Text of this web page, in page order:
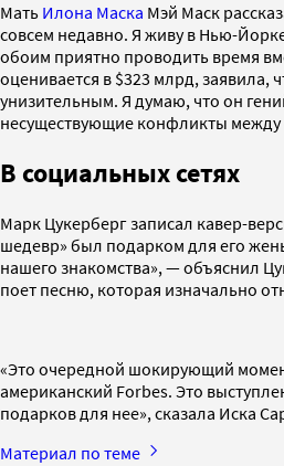
Мать Илона Маска Мэй Маск
совсем недавно. Я живу в Нью-
обоим приятно проводить время
оценивается в $323 млрд, заявила,
унизительным. Я думаю, что он
несуществующие конфликты
В социальных сетях
Марк Цукерберг записал кавер-
шедевр» был подарком для его
нашего знакомства», — объяснил
поет песню, которая изначально
«Это очередной шокирующий
американский Forbes. Это
подарков для нее», сказала Иска
Материал по теме